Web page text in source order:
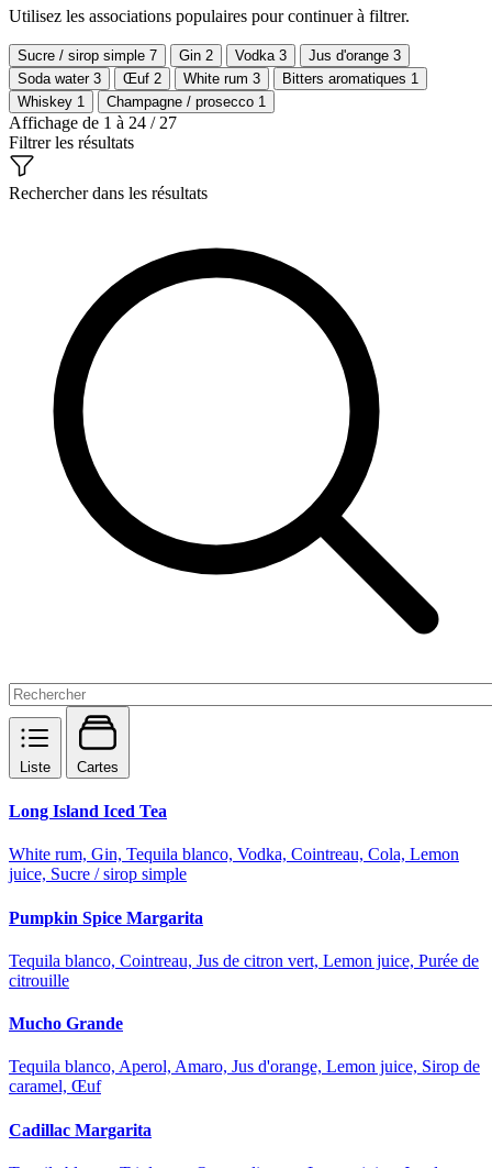
Utilisez les associations populaires pour continuer à filtrer.
Sucre / sirop simple 7 Gin 2 Vodka 3 Jus d'orange 3
Soda water 3 Œuf 2 White rum 3 Bitters aromatiques 1
Whiskey 1 Champagne / prosecco 1
Affichage de 1 à 24 / 27
Filtrer les résultats
Rechercher dans les résultats
Liste Cartes
Long Island Iced Tea
White rum, Gin, Tequila blanco, Vodka, Cointreau, Cola, Lemon
juice, Sucre / sirop simple
Pumpkin Spice Margarita
Tequila blanco, Cointreau, Jus de citron vert, Lemon juice, Purée de
citrouille
Mucho Grande
Tequila blanco, Aperol, Amaro, Jus d'orange, Lemon juice, Sirop de
caramel, Œuf
Cadillac Margarita